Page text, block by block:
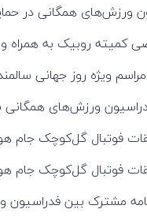
ورزش‌های همگانی در
روبیک به همراه
مراسم ویژه روز جهانی
ورزش‌های همگانی
فوتبال گل‌کوچک جام
فوتبال گل‌کوچک جام
مشترک بین